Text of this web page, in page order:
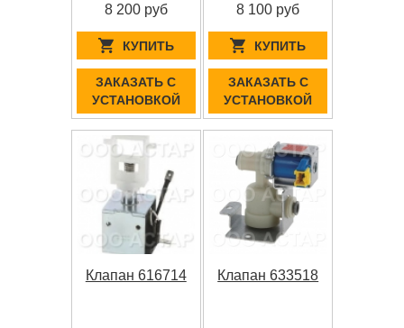
8 200 руб
КУПИТЬ
ЗАКАЗАТЬ С
УСТАНОВКОЙ
8 100 руб
КУПИТЬ
ЗАКАЗАТЬ С
УСТАНОВКОЙ
Клапан 616714 Клапан 633518